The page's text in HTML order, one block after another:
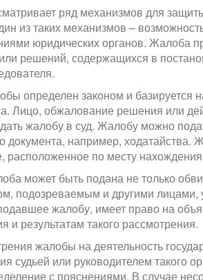
ряд механизмов для
из таких механизмов –
юридических органов. Жалоба
решений, содержащихся в
определен законом и базируется
Лицо, обжалование решения или
жалобу в суд. Жалобу можно
документа, например,
по месту
может быть подана не только
подозреваемым и другими
жалобу, имеет право на
и результатам такого рассмотрения.
жалобы на деятельность
судьей или руководителем такого
с пояснениями. В случае